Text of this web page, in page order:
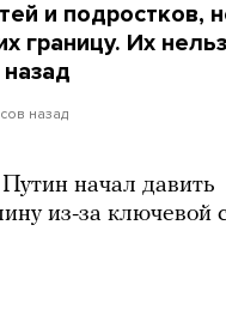
и подростков,
границу. Их
назад
начал давить
из-за ключевой